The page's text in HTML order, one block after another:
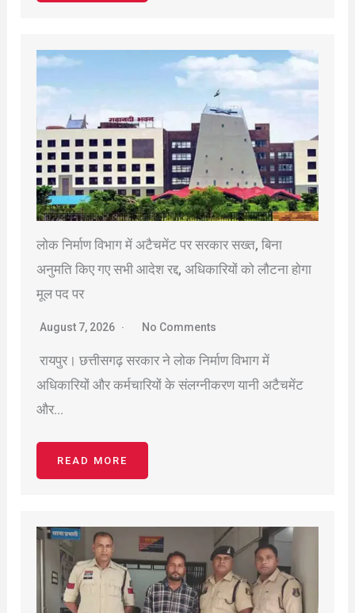
लोक निर्माण विभाग में अटैचमेंट पर सरकार सख्त, बिना
अनुमति किए गए सभी आदेश रद्द, अधिकारियों को लौटना होगा
मूल पद पर
August 7, 2026 No Comments
रायपुर। छत्तीसगढ़ सरकार ने लोक निर्माण विभाग में
अधिकारियों और कर्मचारियों के संलग्नीकरण यानी अटैचमेंट
और…
READ MORE